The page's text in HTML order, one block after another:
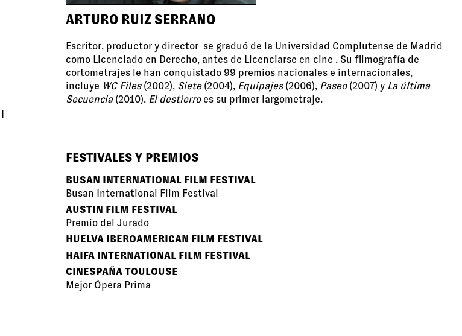
ARTURO RUIZ SERRANO
Escritor, productor y director se graduó de la Universidad Complutense de Madrid
como Licenciado en Derecho, antes de Licenciarse en cine . Su filmografía de
cortometrajes le han conquistado 99 premios nacionales e internacionales,
incluye WC Files(2002), Siete(2004), Equipajes(2006), Paseo(2007) y La última
Secuencia(2010). El destierroes su primer largometraje.
FESTIVALES Y PREMIOS
BUSAN INTERNATIONAL FILM FESTIVAL
Busan International Film Festival
AUSTIN FILM FESTIVAL
Premio del Jurado
HUELVA IBEROAMERICAN FILM FESTIVAL
HAIFA INTERNATIONAL FILM FESTIVAL
CINESPAÑA TOULOUSE
Mejor Ópera Prima